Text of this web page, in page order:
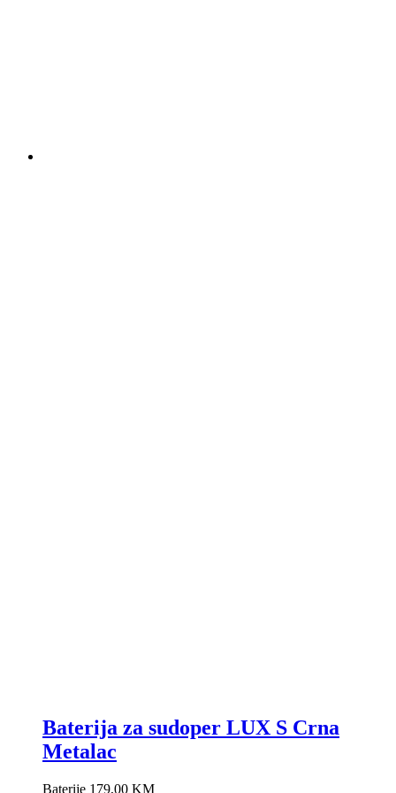
Baterija za sudoper LUX S Crna
Metalac
Baterije 179,00 KM